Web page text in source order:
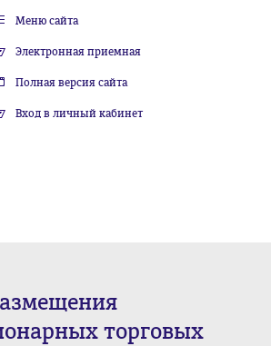
Меню сайта
Электронная приемная
Полная версия сайта
Вход в личный кабинет
торговых